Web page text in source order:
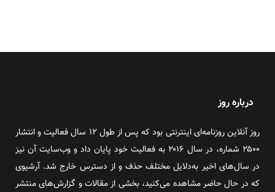
درباره روز
روز آنلاین روزنامه‌ای اینترنتی بود که پس از طول ۱۲ سال فعالیت و انتشار
۲۵۰۰ شماره، در سال ۲۰۱۶ به فعالیت خود پایان داد و وب‌سایت آن نیز
در سال‌های اخیر به‌دلایل مختلف حذف و از دسترس خارج شد. آرشیوی
که در حال حاضر مشاهده می‌کنید، بخشی از مقالات و گزارش‌های منتشر